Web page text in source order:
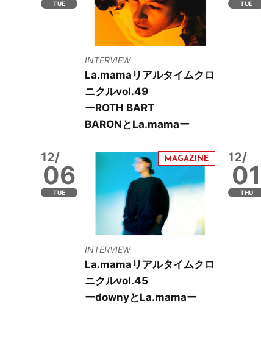
TUE
INTERVIEW
La.mamaリアルタイムクロ
ニクルvol.49
ーROTH BART
BARONとLa.mamaー
TUE
12/
06
TUE
INTERVIEW
La.mamaリアルタイムクロ
ニクルvol.45
ー​​downyとLa.mamaー
12/
01
THU